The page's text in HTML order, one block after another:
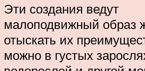
Эти создания ведут
малоподвижный образ
отыскать их
можно в густых